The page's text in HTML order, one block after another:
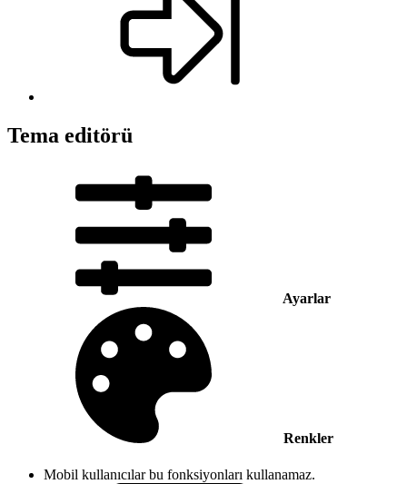
Tema editörü
Ayarlar
Renkler
Mobil kullanıcılar bu fonksiyonları kullanamaz.